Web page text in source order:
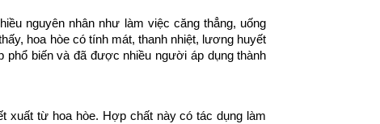
nguyên nhân như làm việc căng thẳng, uống
hoa hòe có tính mát, thanh nhiệt, lương huyết
phổ biến và đã được nhiều người áp dụng thành
xuất từ hoa hòe. Hợp chất này có tác dụng làm